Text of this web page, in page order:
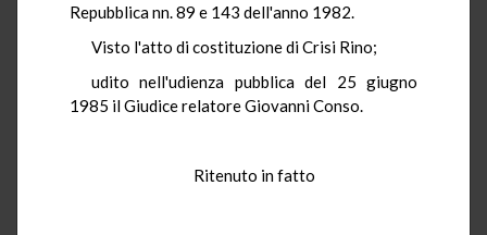
Repubblica nn. 89 e 143 dell'anno 1982.
Visto l'atto di costituzione di Crisi Rino;
udito nell'udienza pubblica del 25 giugno
1985 il Giudice relatore Giovanni Conso.
Ritenuto in fatto